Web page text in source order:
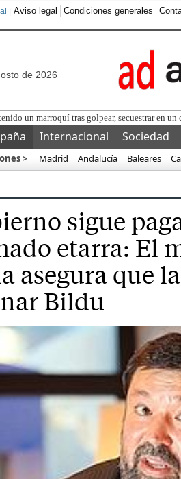
| Aviso legal Condiciones generales
de 2026
presen
Internacional Sociedad
> Madrid Andalucía Baleares
sigue
etarra: El
asegura que
Bildu